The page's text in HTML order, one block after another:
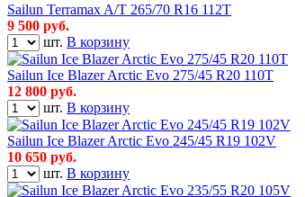
Sailun Terramax A/T 265/70 R16 112T
9 500 руб.
шт. В корзину
Sailun Ice Blazer Arctic Evo 275/45 R20 110T
12 800 руб.
шт. В корзину
Sailun Ice Blazer Arctic Evo 245/45 R19 102V
10 650 руб.
шт. В корзину